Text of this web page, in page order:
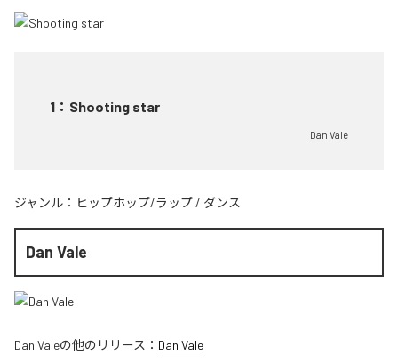
1 ： Shooting star
Dan Vale
ジャンル： ヒップホップ/ラップ / ダンス
Dan Vale
Dan Valeの他のリリース： Dan Vale